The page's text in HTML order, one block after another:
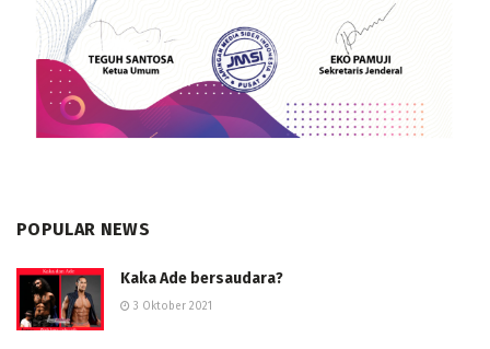
POPULAR NEWS
Kaka Ade bersaudara?
3 Oktober 2021